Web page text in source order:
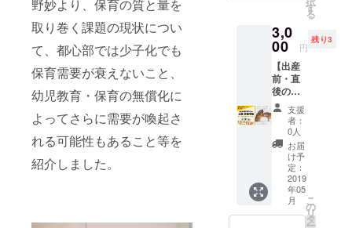
野妙より、保育の質と量を
取り巻く課題の現状につい
て、都心部では少子化でも
保育需要が衰えないこと、
幼児教育・保育の無償化に
よってさらに需要が喚起さ
れる可能性もあること等を
紹介しました。
す
る
3,0
00 円
残り3
【出産
前・直
後のパ
パへ
（新企
画）】
助産師
難波直
子さん
の「父
親･両親
学級」
日時：5
支援
者：
0人
お届
け予
定：
2019
年05
月
こ
の
リ
タ